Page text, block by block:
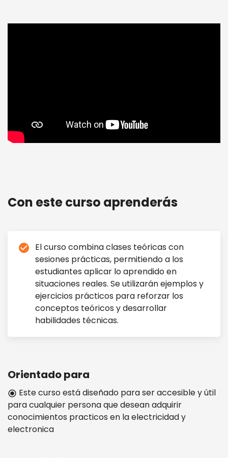
Con este curso aprenderás
check_circle El curso combina clases teóricas con
sesiones prácticas, permitiendo a los
estudiantes aplicar lo aprendido en
situaciones reales. Se utilizarán ejemplos y
ejercicios prácticos para reforzar los
conceptos teóricos y desarrollar
habilidades técnicas.
Orientado para
radio_button_checked Este curso está diseñado para ser accesible y útil
para cualquier persona que desean adquirir
conocimientos practicos en la electricidad y
electronica